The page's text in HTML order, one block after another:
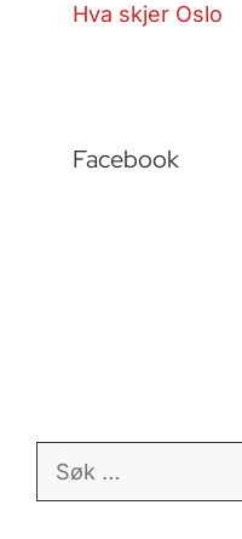
Hva skjer Oslo
Facebook
Søk